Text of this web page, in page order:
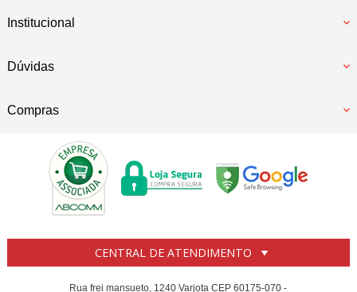
Institucional
Dúvidas
Compras
CENTRAL DE ATENDIMENTO
Rua frei mansueto, 1240 Varjota CEP 60175-070 -